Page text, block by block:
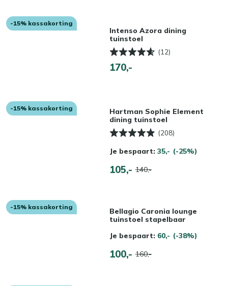
-15% kassakorting
Intenso Azora dining
tuinstoel
(12)
170,-
-15% kassakorting
Hartman Sophie Element
dining tuinstoel
(208)
Je bespaart: 35,- (-25%)
105,- 140,-
-15% kassakorting
Bellagio Caronia lounge
tuinstoel stapelbaar
Je bespaart: 60,- (-38%)
100,- 160,-